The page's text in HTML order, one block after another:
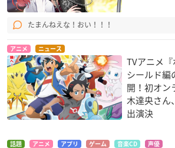
たまんねえな！おい！！！
アニメ ニュース
TVアニメ
シールド編
開！初オン
木達央さん
出演決
話題 アニメ アプリ ゲーム 音楽CD 声優